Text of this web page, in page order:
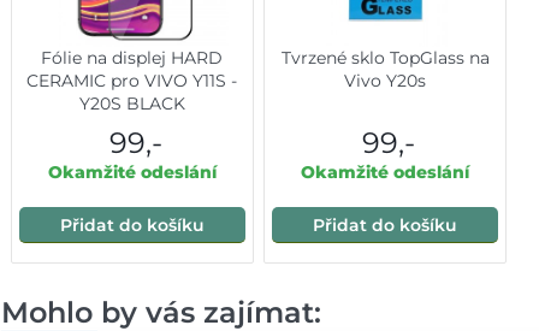
Fólie na displej HARD
CERAMIC pro VIVO Y11S -
Y20S BLACK
99,-
Okamžité odeslání
Přidat do košíku
Tvrzené sklo TopGlass na
Vivo Y20s
99,-
Okamžité odeslání
Přidat do košíku
Mohlo by vás zajímat: